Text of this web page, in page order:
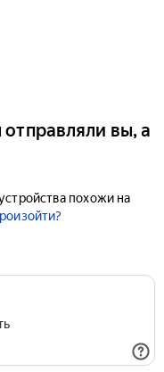
вы, а
похожи на